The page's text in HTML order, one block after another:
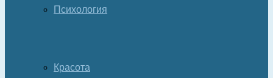
Психология
Красота